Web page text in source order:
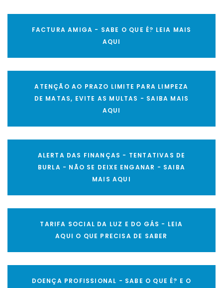
FACTURA AMIGA - SABE O QUE É? LEIA MAIS
AQUI
ATENÇÃO AO PRAZO LIMITE PARA LIMPEZA
DE MATAS, EVITE AS MULTAS - SAIBA MAIS
AQUI
ALERTA DAS FINANÇAS - TENTATIVAS DE
BURLA - NÃO SE DEIXE ENGANAR - SAIBA
MAIS AQUI
TARIFA SOCIAL DA LUZ E DO GÁS - LEIA
AQUI O QUE PRECISA DE SABER
DOENÇA PROFISSIONAL - SABE O QUE É? E O